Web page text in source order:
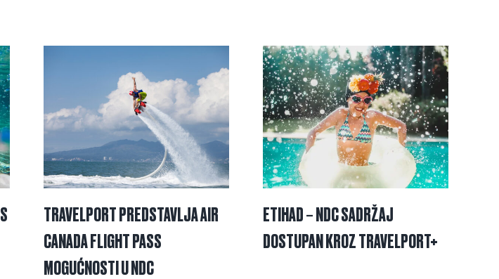
TRAVELPORT PREDSTAVLJA AIR
CANADA FLIGHT PASS
MOGUĆNOSTI U NDC
ETIHAD – NDC SADRŽAJ
DOSTUPAN KROZ TRAVELPORT+